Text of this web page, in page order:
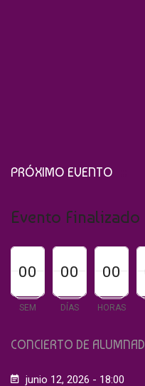
PRÓXIMO EVENTO
Evento Finalizado
00
00
00
SEM
00
00
00
DÍAS
00
00
00
HORAS
CONCIERTO DE
junio 12, 2026 - 18:00